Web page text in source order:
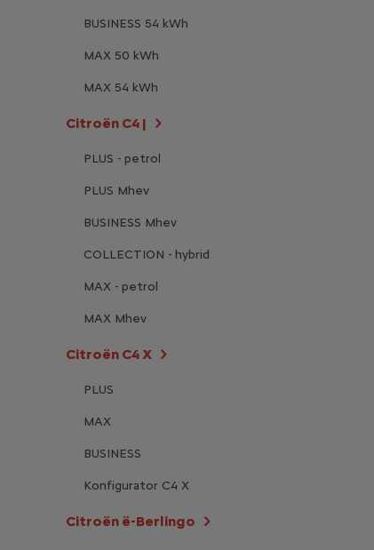
BUSINESS 54 kWh
MAX 50 kWh
MAX 54 kWh
Citroën C4 |
PLUS - petrol
PLUS Mhev
BUSINESS Mhev
COLLECTION - hybrid
MAX - petrol
MAX Mhev
Citroën C4 X
PLUS
MAX
BUSINESS
Konfigurator C4 X
Citroën ë-Berlingo